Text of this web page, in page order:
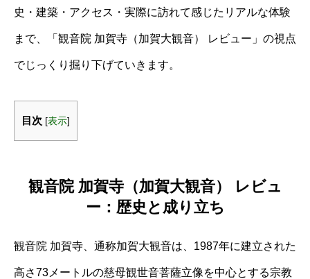
史・建築・アクセス・実際に訪れて感じたリアルな体験
まで、「観音院 加賀寺（加賀大観音） レビュー」の視点
でじっくり掘り下げていきます。
目次 [表示]
観音院 加賀寺（加賀大観音） レビュ
ー：歴史と成り立ち
観音院 加賀寺、通称加賀大観音は、1987年に建立された
高さ73メートルの慈母観世音菩薩立像を中心とする宗教